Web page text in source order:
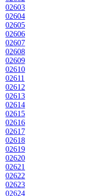
02603
02604
02605
02606
02607
02608
02609
02610
02611
02612
02613
02614
02615
02616
02617
02618
02619
02620
02621
02622
02623
02624